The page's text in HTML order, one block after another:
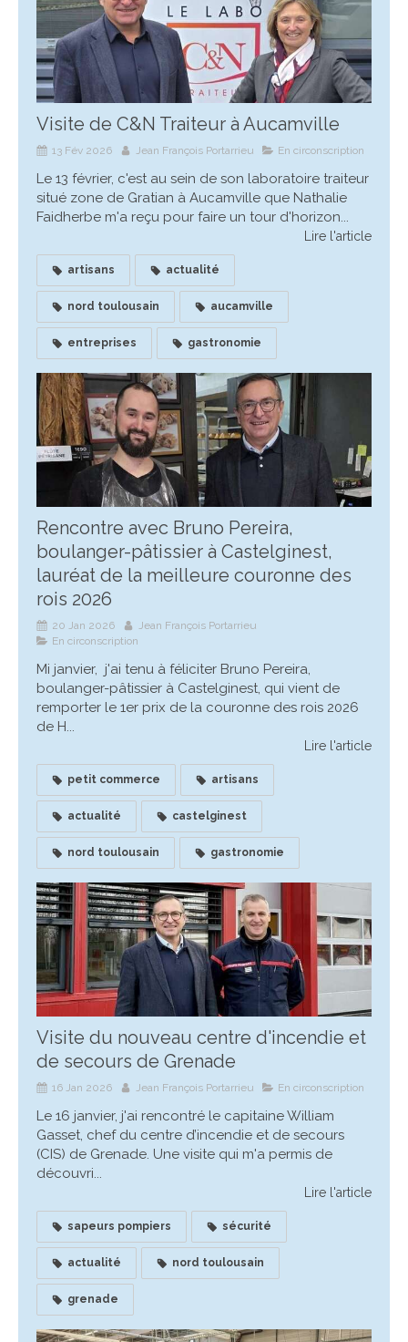
Visite de C&N Traiteur à Aucamville
13 Fév 2026 Jean François Portarrieu En circonscription
Le 13 février, c'est au sein de son laboratoire traiteur
situé zone de Gratian à Aucamville que Nathalie
Faidherbe m'a reçu pour faire un tour d'horizon...
Lire l'article
artisans actualité
nord toulousain aucamville
entreprises gastronomie
Rencontre avec Bruno Pereira,
boulanger-pâtissier à Castelginest,
lauréat de la meilleure couronne des
rois 2026
20 Jan 2026
Jean François Portarrieu
En circonscription
Mi janvier, j'ai tenu à féliciter Bruno Pereira,
boulanger-pâtissier à Castelginest, qui vient de
remporter le 1er prix de la couronne des rois 2026
de H...
Lire l'article
petit commerce artisans
actualité castelginest
nord toulousain gastronomie
Visite du nouveau centre d'incendie et
de secours de Grenade
16 Jan 2026 Jean François Portarrieu En circonscription
Le 16 janvier, j'ai rencontré le capitaine William
Gasset, chef du centre d’incendie et de secours
(CIS) de Grenade. Une visite qui m'a permis de
découvri...
Lire l'article
sapeurs pompiers sécurité
actualité nord toulousain
grenade